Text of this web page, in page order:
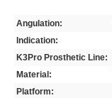
Angulation:
Indication:
K3Pro Prosthetic Line:
Material:
Platform: